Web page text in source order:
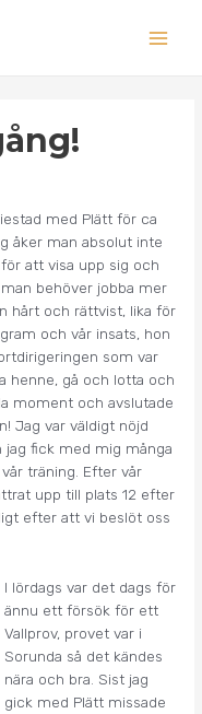
med Plätt för ca
åker man absolut inte
att visa upp sig och
behöver jobba mer
hårt och rättvist, lika för
och vår insats, hon
som var
henne, gå och lotta och
moment och avslutade
Jag var väldigt nöjd
fick med mig många
träning. Efter vår
upp till plats 12 efter
efter att vi beslöt oss
I lördags var det dags för
ännu ett försök för ett
Vallprov, provet var i
Sorunda så det kändes
nära och bra. Sist jag
gick med Plätt missade